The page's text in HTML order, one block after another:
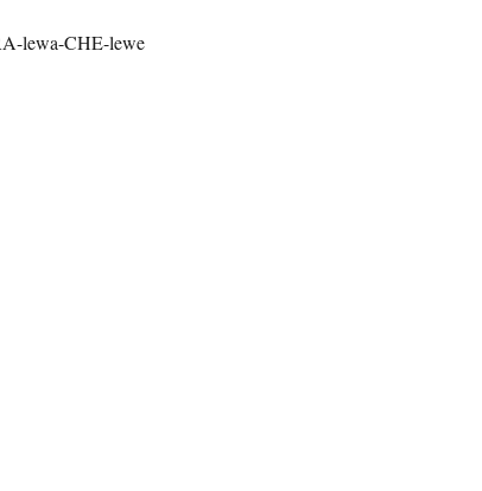
lewa-CHE-lewe